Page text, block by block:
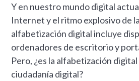
Y en nuestro mundo digital
Internet y el ritmo explosivo de
alfabetización digital incluye
ordenadores de escritorio y
Pero, ¿es la alfabetización digital
ciudadanía digital?